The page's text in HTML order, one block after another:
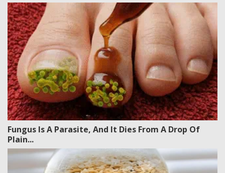
Fungus Is A Parasite, And It Dies From A Drop Of
Plain...